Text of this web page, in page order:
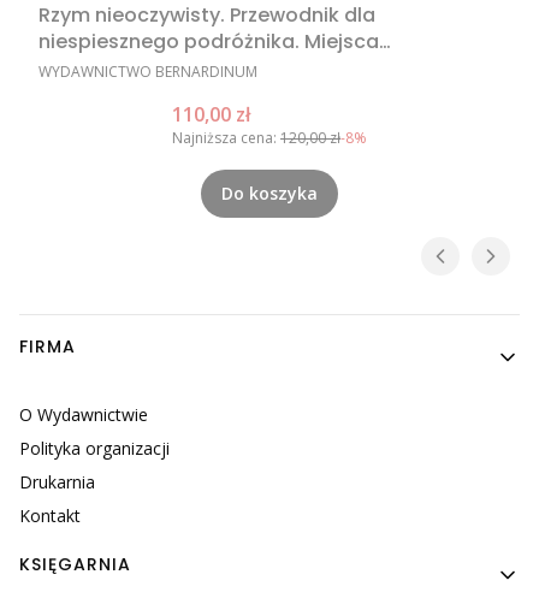
Rzym nieoczywisty. Przewodnik dla
niespiesznego podróżnika. Miejsca
nieoczywiste w Rzymie, nietypowe atrakcje
PRODUCENT
WYDAWNICTWO BERNARDINUM
Cena promocyjna
110,00 zł
Najniższa cena: 120,00 zł-8%
Do koszyka
Linki w stopce
FIRMA
O Wydawnictwie
Polityka organizacji
Drukarnia
Kontakt
KSIĘGARNIA